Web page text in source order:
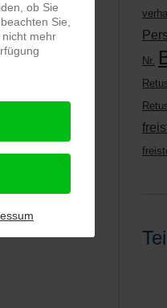
(Stand
Nr.
ob Sie
Sie,
mehr